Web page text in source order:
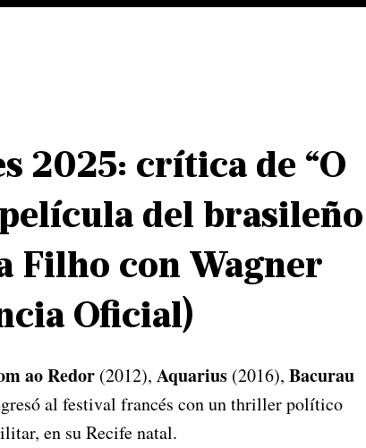
2025: crítica de “O
del brasileño
Filho con Wagner
Oficial)
ao Redor (2012), Aquarius (2016), Bacurau
al festival francés con un thriller político
en su Recife natal.